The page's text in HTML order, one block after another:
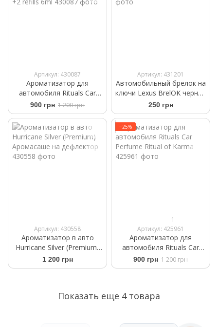
Артикул: 430087
Ароматизатор для
автомобиля Rituals ​Car
Perfume The Ritual Sakura
+2 refills 6ml
900 грн 1 200 грн
Артикул: 431201
Автомобильный брелок на
ключи Lexus BrelOK черная
замша
250 грн
Артикул: 430558
Ароматизатор в авто
Hurricane Silver (Premium)
Аромасаше на дефлектор
1 200 грн
−25%
1
Артикул: 425961
Ароматизатор для
автомобиля Rituals Car
Perfume Ritual of Karma
900 грн 1 200 грн
Показать еще 4 товара